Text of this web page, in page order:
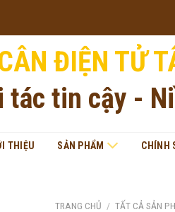
ĐIỆN TỬ
tác tin cậy -
THIỆU SẢN PHẨM CHÍNH
TRANG CHỦ / TẤT CẢ SẢN